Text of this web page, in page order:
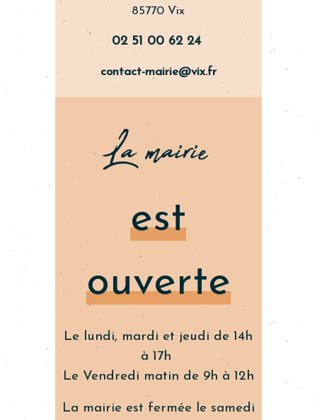
85770 Vix
02 51 00 62 24
contact-mairie@vix.fr
La mairie
est
ouverte
Le lundi, mardi et jeudi de 14h
à 17h
Le Vendredi matin de 9h à 12h
La mairie est fermée le samedi